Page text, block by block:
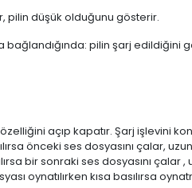
pilin düşük olduğunu gösterir.
bağlandığında: pilin şarj edildiğini
açıp kapatır. Şarj işlevini
önceki ses dosyasını çalar,
bir sonraki ses dosyasını çalar ,
oynatılırken kısa basılırsa